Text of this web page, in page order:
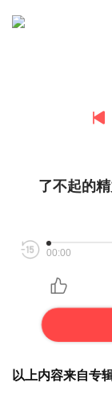
了不起的
00:00
以上内容来自专